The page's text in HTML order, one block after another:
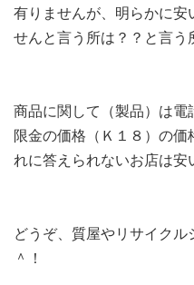
有りませんが、明らかに安
せんと言う所は？？と言う
商品に関して（製品）は
限金の価格（Ｋ１８）の価
れに答えられないお店は安
どうぞ、質屋やリサイクル
＾！